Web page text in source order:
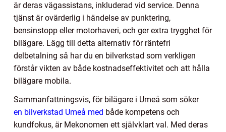
är deras vägassistans, inkluderad vid service. Denna
tjänst är ovärderlig i händelse av punktering,
bensinstopp eller motorhaveri, och ger extra trygghet för
bilägare. Lägg till detta alternativ för räntefri
delbetalning så har du en bilverkstad som verkligen
förstår vikten av både kostnadseffektivitet och att hålla
bilägare mobila.
Sammanfattningsvis, för bilägare i Umeå som söker
en bilverkstad Umeå med både kompetens och
kundfokus, är Mekonomen ett självklart val. Med deras